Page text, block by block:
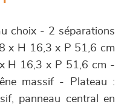
choix - 2 séparations
x H 16,3 x P 51,6 cm
H 16,3 x P 51,6 cm -
massif - Plateau :
panneau central en